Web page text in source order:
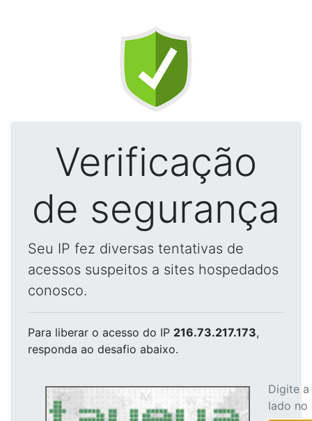
Verificação
de segurança
Seu IP fez diversas tentativas de
acessos suspeitos a sites hospedados
conosco.
Para liberar o acesso do IP 216.73.217.173,
responda ao desafio abaixo.
Digite
lado no